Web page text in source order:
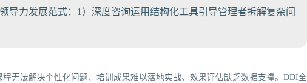
导力发展范式：1）深度咨询运用结构化工具引导管理者拆解复杂问
无法解决个性化问题、培训成果难以落地实战、效果评估缺乏数据支撑。DDI全